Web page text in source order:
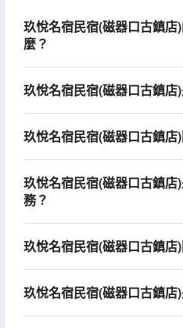
玖悅名宿民宿(磁器口古鎮
麼？
玖悅名宿民宿(磁器口古鎮店
玖悅名宿民宿(磁器口古鎮店
玖悅名宿民宿(磁器口古鎮
務？
玖悅名宿民宿(磁器口古鎮店
玖悅名宿民宿(磁器口古鎮店